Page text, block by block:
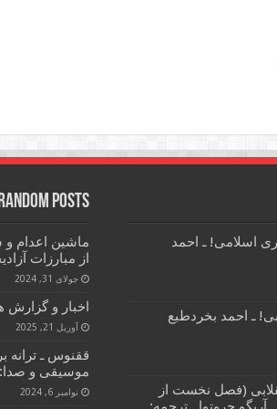
اسلامی! ـ احمد
ـ احمد بخردطبع
(فصل نخست از
Posts
ماشین اعدام
از مبارزات
جولای 31, 2024
اخبار و گزارش های کارگری 30
آوریل 21, 2025
ققنوس ـ ترانه
موسیقی و صدا:
نوامبر 6, 2024